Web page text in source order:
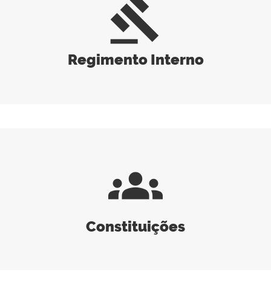
gavel
Regimento Interno
groups
Constituições